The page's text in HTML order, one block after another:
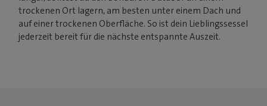
trockenen Ort lagern, am besten unter einem Dach und
auf einer trockenen Oberfläche. So ist dein Lieblingssessel
jederzeit bereit für die nächste entspannte Auszeit.